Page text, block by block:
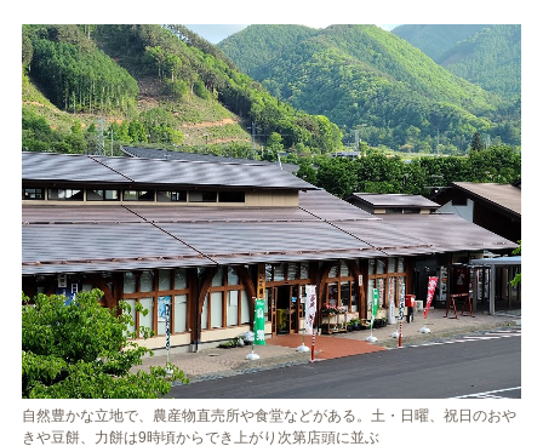
自然豊かな立地で、農産物直売所や食堂などがある。土・日曜、祝日のおや
きや豆餅、力餅は9時頃からでき上がり次第店頭に並ぶ